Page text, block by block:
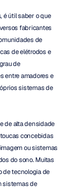
é útil saber o que
fabricantes
de
de elétrodos e
de
entre amadores e
sistemas de
de alta densidade
concebidas
ou sistemas
do sono. Muitas
sistemas de